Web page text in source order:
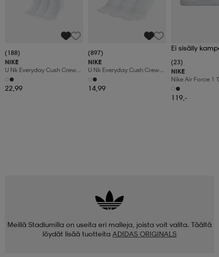
(188)
NIKE
U Nk Everyday Cush Crew
6pr-Bd
22,99
(897)
NIKE
U Nk Everyday Cush Crew
3pr
14,99
Ei sisälly
(23)
NIKE
Nike Air Force 1
Shoes
119,-
Meillä Stadiumilla on useita eri malleja, joista voit valita. Täältä
löydät lisää tuotteita ADIDAS ORIGINALS